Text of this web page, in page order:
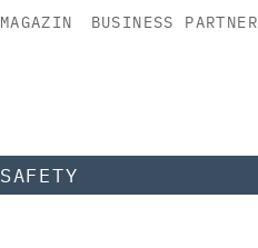
MAGAZIN BUSINESS PARTNER
SAFETY